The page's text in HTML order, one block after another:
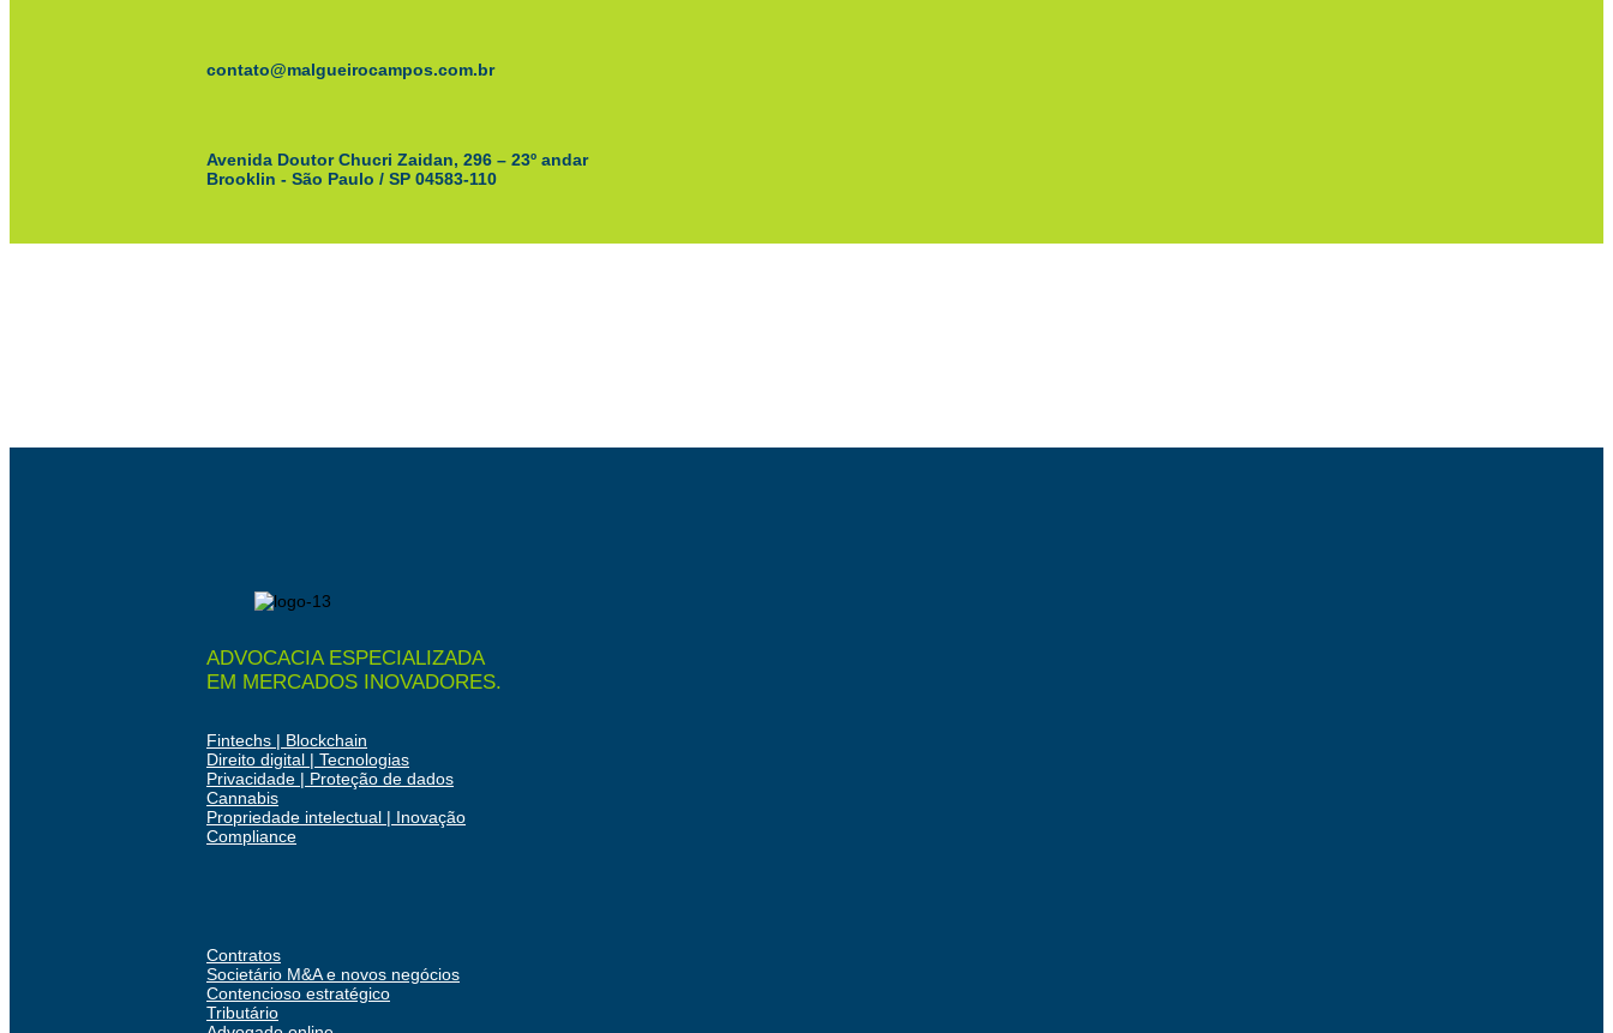
contato@malgueirocampos.com.br
Avenida Doutor Chucri Zaidan, 296 – 23º andar
Brooklin - São Paulo / SP 04583-110
ADVOCACIA ESPECIALIZADA
EM MERCADOS INOVADORES.
Fintechs | Blockchain
Direito digital | Tecnologias
Privacidade | Proteção de dados
Cannabis
Propriedade intelectual | Inovação
Compliance
Contratos
Societário M&A e novos negócios
Contencioso estratégico
Tributário